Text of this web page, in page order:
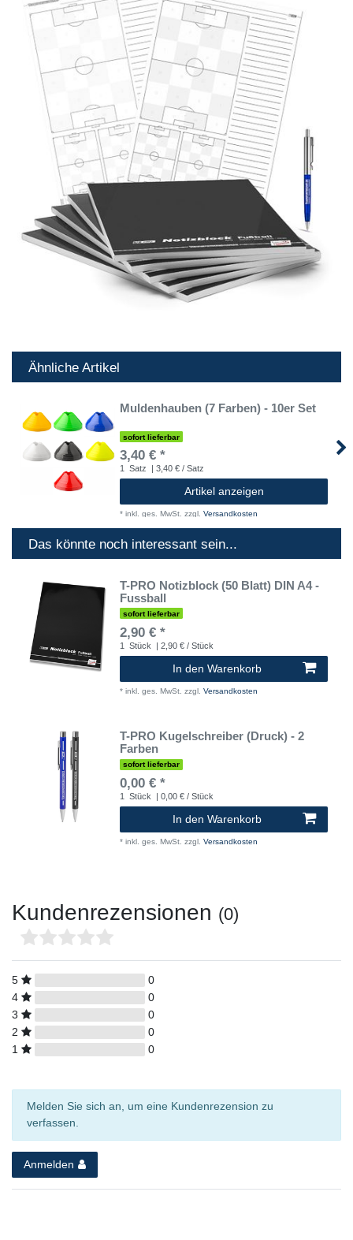
Ähnliche Artikel
Muldenhauben (7 Farben) - 10er Set
sofort lieferbar
3,40 € *
1 Satz | 3,40 € / Satz
Artikel anzeigen
* inkl. ges. MwSt. zzgl. Versandkosten
Das könnte noch interessant sein...
T-PRO Notizblock (50 Blatt) DIN A4 -
Fussball
sofort lieferbar
2,90 € *
1 Stück | 2,90 € / Stück
In den Warenkorb
* inkl. ges. MwSt. zzgl. Versandkosten
T-PRO Kugelschreiber (Druck) - 2
Farben
sofort lieferbar
0,00 € *
1 Stück | 0,00 € / Stück
In den Warenkorb
* inkl. ges. MwSt. zzgl. Versandkosten
Kundenrezensionen (0)
5
0
4
0
3
0
2
0
1
0
Melden Sie sich an, um eine Kundenrezension zu
verfassen.
Anmelden